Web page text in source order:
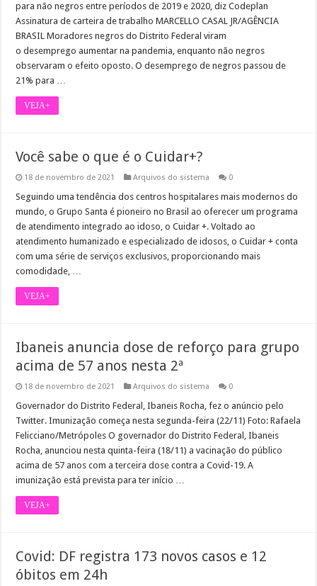
para não negros entre períodos de 2019 e 2020, diz Codeplan
Assinatura de carteira de trabalho MARCELLO CASAL JR/AGÊNCIA
BRASIL Moradores negros do Distrito Federal viram
o desemprego aumentar na pandemia, enquanto não negros
observaram o efeito oposto. O desemprego de negros passou de
21% para …
VEJA+
Você sabe o que é o Cuidar+?
18 de novembro de 2021 Arquivos do sistema 0
Seguindo uma tendência dos centros hospitalares mais modernos do
mundo, o Grupo Santa é pioneiro no Brasil ao oferecer um programa
de atendimento integrado ao idoso, o Cuidar +. Voltado ao
atendimento humanizado e especializado de idosos, o Cuidar + conta
com uma série de serviços exclusivos, proporcionando mais
comodidade, …
VEJA+
Ibaneis anuncia dose de reforço para grupo
acima de 57 anos nesta 2ª
18 de novembro de 2021 Arquivos do sistema 0
Governador do Distrito Federal, Ibaneis Rocha, fez o anúncio pelo
Twitter. Imunização começa nesta segunda-feira (22/11) Foto: Rafaela
Felicciano/Metrópoles O governador do Distrito Federal, Ibaneis
Rocha, anunciou nesta quinta-feira (18/11) a vacinação do público
acima de 57 anos com a terceira dose contra a Covid-19. A
imunização está prevista para ter início …
VEJA+
Covid: DF registra 173 novos casos e 12
óbitos em 24h